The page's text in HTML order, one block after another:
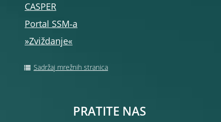
CASPER
Portal SSM‑a
»Zviždanje«
Sadržaj mrežnih stranica
PRATITE NAS